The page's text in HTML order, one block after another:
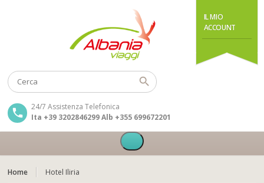
IL MIO
ACCOUNT
24/7 Assistenza Telefonica
Ita +39 3202846299 Alb +355 699672201
Home Hotel Iliria